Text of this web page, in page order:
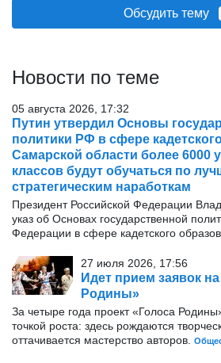
Обсудить тему
Новости по теме
05 августа 2026, 17:32
Путин утвердил Основы
политики РФ в сфере
Самарской области более 6000
классов будут обучаться по
стратегическим наработкам
Президент Российской Федерации
указ об Основах государственной
Федерации в сфере кадетского
27 июля 2026, 17:56
Идет прием заявок
Родины»
За четыре года проект «Голоса
точкой роста: здесь рождаются
оттачивается мастерство авторов.